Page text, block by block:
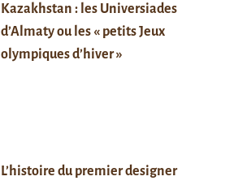
Kazakhstan : les Universiades
d’Almaty ou les « petits Jeux
olympiques d’hiver »
L’histoire du premier designer